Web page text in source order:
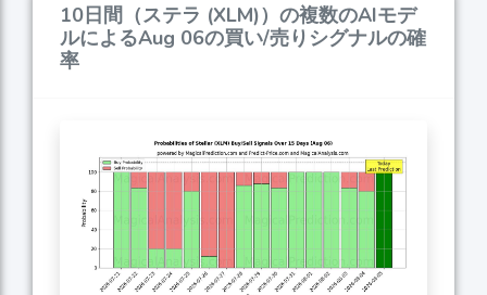
10日間（ステラ (XLM)）の複数のAIモデ
ルによるAug 06の買い/売りシグナルの確
率